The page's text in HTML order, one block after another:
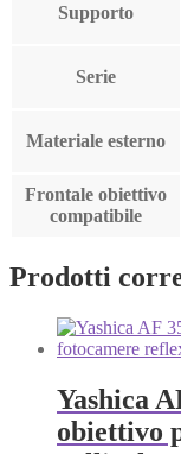
Supporto
Serie
Materiale esterno
Frontale obiettivo
compatibile
Prodotti
Yashica
obiettivo